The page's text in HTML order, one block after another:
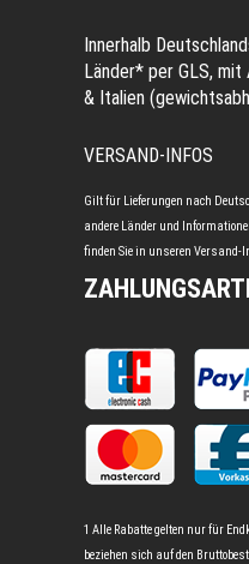
Innerhalb
Länder* per GLS, mit
& Italien
VERSAND-INFOS
Gilt für Lieferungen nach
andere Länder und
finden Sie in unseren Versand-
1 Alle Rabatte gelten nur für
beziehen sich auf den